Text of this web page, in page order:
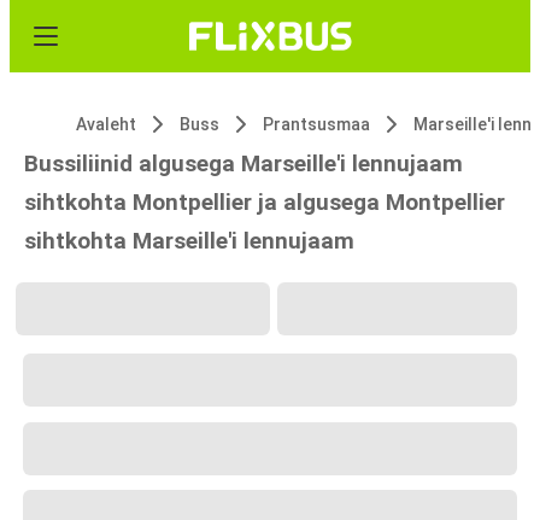
Avaleht Buss Prantsusmaa Marseille'i
Bussiliinid algusega Marseille'i lennujaam
sihtkohta Montpellier ja algusega Montpellier
sihtkohta Marseille'i lennujaam